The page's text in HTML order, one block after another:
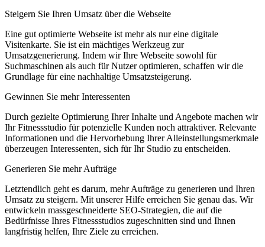
Steigern Sie Ihren Umsatz über die Webseite
Eine gut optimierte Webseite ist mehr als nur eine digitale
Visitenkarte. Sie ist ein mächtiges Werkzeug zur
Umsatzgenerierung. Indem wir Ihre Webseite sowohl für
Suchmaschinen als auch für Nutzer optimieren, schaffen wir die
Grundlage für eine nachhaltige Umsatzsteigerung.
Gewinnen Sie mehr Interessenten
Durch gezielte Optimierung Ihrer Inhalte und Angebote machen wir
Ihr Fitnessstudio für potenzielle Kunden noch attraktiver. Relevante
Informationen und die Hervorhebung Ihrer Alleinstellungsmerkmale
überzeugen Interessenten, sich für Ihr Studio zu entscheiden.
Generieren Sie mehr Aufträge
Letztendlich geht es darum, mehr Aufträge zu generieren und Ihren
Umsatz zu steigern. Mit unserer Hilfe erreichen Sie genau das. Wir
entwickeln massgeschneiderte SEO-Strategien, die auf die
Bedürfnisse Ihres Fitnessstudios zugeschnitten sind und Ihnen
langfristig helfen, Ihre Ziele zu erreichen.